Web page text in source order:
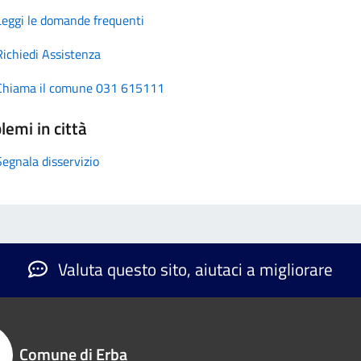
le domande frequenti
Assistenza
il comune 031 615111
in città
disservizio
Valuta questo sito, aiutaci a migliorare
Comune di Erba